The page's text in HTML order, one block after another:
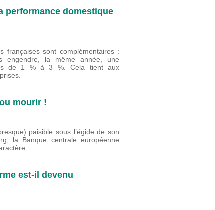
performance domestique
françaises sont complémentaires :
engendre, la même année, une
de 1 % à 3 %. Cela tient aux
mourir !
paisible sous l’égide de son
la Banque centrale européenne
est-il devenu